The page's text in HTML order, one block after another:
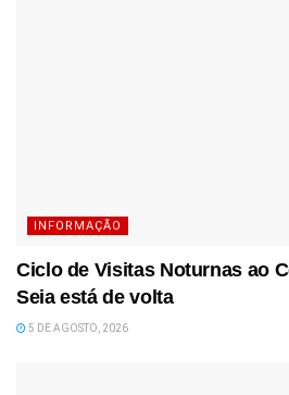
INFORMAÇÃO
Ciclo de Visitas Noturnas ao
Seia está de volta
5 DE AGOSTO, 2026